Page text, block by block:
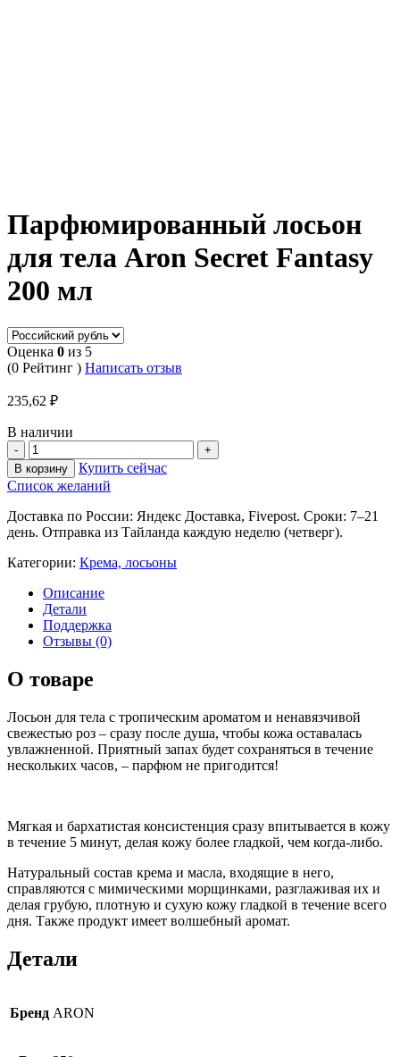
Парфюмированный лосьон
для тела Aron Secret Fantasy
200 мл
Оценка 0 из 5
(0 Рейтинг ) Написать отзыв
235,62 ₽
В наличии
В корзину
Купить сейчас
Список желаний
Доставка по России: Яндекс Доставка, Fivepost. Сроки: 7–21
день. Отправка из Тайланда каждую неделю (четверг).
Категории: Крема, лосьоны
Описание
Детали
Поддержка
Отзывы (0)
О товаре
Лосьон для тела с тропическим ароматом и ненавязчивой
свежестью роз – сразу после душа, чтобы кожа оставалась
увлажненной. Приятный запах будет сохраняться в течение
нескольких часов, – парфюм не пригодится!
Мягкая и бархатистая консистенция сразу впитывается в кожу
в течение 5 минут, делая кожу более гладкой, чем когда-либо.
Натуральный состав крема и масла, входящие в него,
справляются с мимическими морщинками, разглаживая их и
делая грубую, плотную и сухую кожу гладкой в течение всего
дня. Также продукт имеет волшебный аромат.
Детали
Бренд ARON